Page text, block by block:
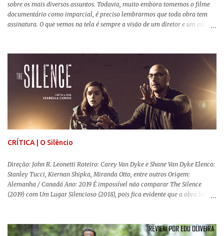
sobre os mais diversos assuntos. Todavia, muito embora tomemos o filme
documentário como imparcial, é preciso lembrarmos que toda obra tem
assinatura. O que vemos na tela é sempre a visão de um diretor e um editor
sempre importante levarmos em conta quem assina e qual a função social
da obra. O cinema brasileiro é celeiro de grandes documentaristas, muitos
deles mundialmente reconhecidos. Pensando na variedade de estilos e
estéticas de se fazer documentários, selecionei 5 produções tupiniquins do
gênero que, para mim, são indispensáveis: ▼ Cabra Marcado para Morrer
(1984) , de Eduardo Coutinho Em 1964, devido ao golpe militar, Eduardo
Coutinho (Edifício Master) teve que abandonar as filmagens do
documentário sobre o assassinato do líder camponês Joã...
CRÍTICA | O Silêncio
Direção: John R. Leonetti Roteiro: Carey Van Dyke e Shane Van Dyke Elenco:
Stanley Tucci, Kiernan Shipka, Miranda Otto, entre outros Origem:
Alemanha / Canadá Ano: 2019 É impossível não comparar The Silence
(2019) com Um Lugar Silencioso (2018), pois fica evidente que a obra bebe
reproduzir alguns elementos que consograram a obra de John Krasinski
(The Office). Aqui os “monstros” com audições aguçadas eram seres da